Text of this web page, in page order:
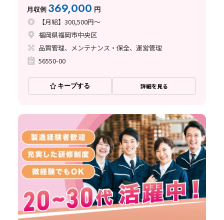
月収例 369,000 円
【月給】300,500円～
福岡県福岡市中央区
品質管理、メンテナンス・保全、運営管理
56550-00
キープする 詳細を見る